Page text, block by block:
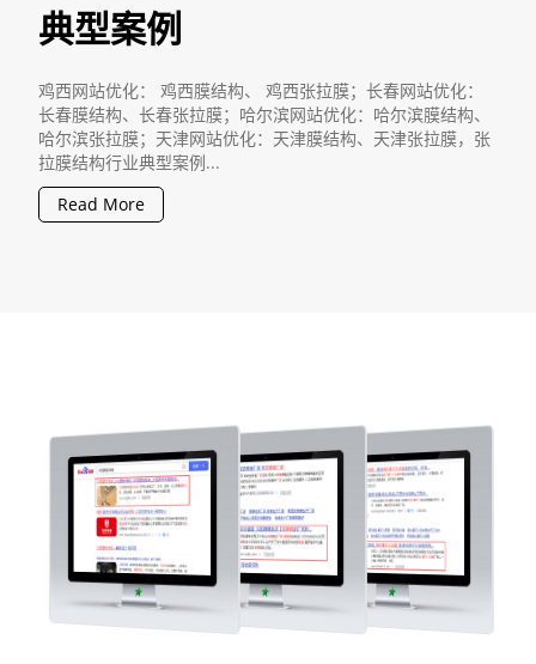
典型案例
鸡西网站优化： 鸡西膜结构、 鸡西张拉膜；长春网站优化：
长春膜结构、长春张拉膜；哈尔滨网站优化：哈尔滨膜结构、
哈尔滨张拉膜；天津网站优化：天津膜结构、天津张拉膜，张
拉膜结构行业典型案例...
Read More